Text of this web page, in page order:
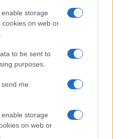
storage
cookies on web or
to be sent to
purposes.
me
storage
on web or